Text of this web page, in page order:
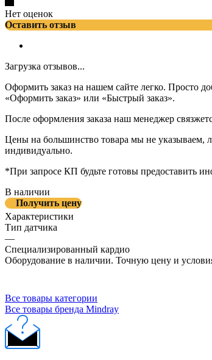
Нет оценок
Оставить отзыв
Загрузка отзывов...
Оформить заказ на нашем сайте легко. Просто
«Оформить заказ» или «Быстрый заказ».
После оформления заказа наш менеджер
Цены на большинство товара мы не указываем,
индивидуально.
*При запросе КП будьте готовы предоставить
В наличии
Получить цену
Характеристики
Тип датчика
—
Специализированный кардио
Оборудование в наличии. Точную цену и
Все товары категории
Все товары бренда Mindray